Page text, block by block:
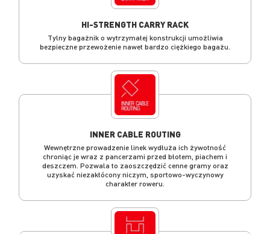
HI-STRENGTH CARRY RACK
Tylny bagażnik o wytrzymałej konstrukcji umożliwia
bezpieczne przewożenie nawet bardzo ciężkiego bagażu.
INNER CABLE ROUTING
Wewnętrzne prowadzenie linek wydłuża ich żywotność
chroniąc je wraz z pancerzami przed błotem, piachem i
deszczem. Pozwala to zaoszczędzić cenne gramy oraz
uzyskać niezakłócony niczym, sportowo-wyczynowy
charakter roweru.